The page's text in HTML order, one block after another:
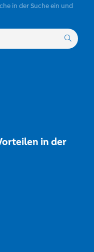
in der Suche ein und
in der